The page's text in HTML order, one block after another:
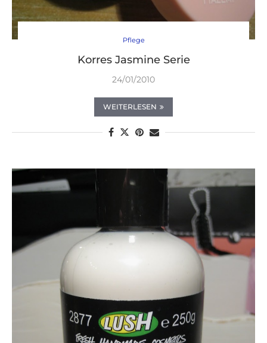
Pflege
Korres Jasmine Serie
24/01/2010
WEITERLESEN